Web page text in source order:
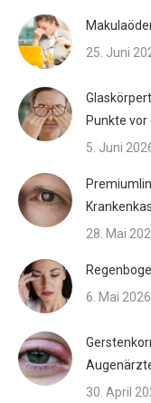
25. Juni
Punkte
5. Juni
28. Mai
6. Mai 2026
30. April